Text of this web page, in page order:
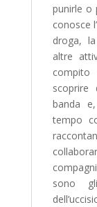
punirle o
conosce
droga,
altre
banda
tempo
sono